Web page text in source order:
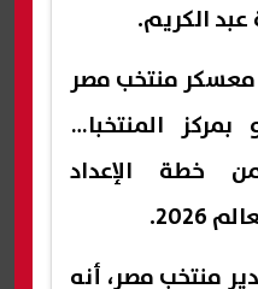
الكريم.
معسكر منتخب مصر
21 مايو بمركز المنتخبات
خطة الإعداد
منتخب مصر، أنه